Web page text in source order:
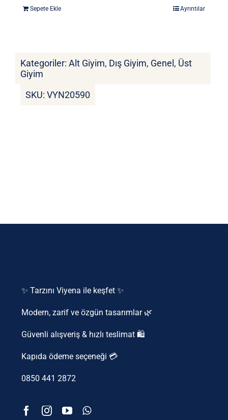
Sepete Ekle Ayrıntılar
Kategoriler: Alt Giyim, Dış Giyim, Genel , Üst
Giyim
SKU: VYN20590
✨ Tarzını Viyena ile keşfet ✨
Modern, zarif ve özgün tasarımlar 🌿
Güvenli alışveriş & hızlı teslimat 🛍️
Kapıda ödeme seçeneği 💳
0850 441 2872